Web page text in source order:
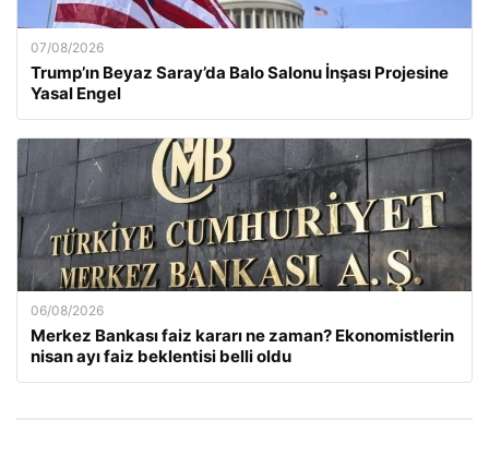
07/08/2026
Trump’ın Beyaz Saray’da Balo Salonu İnşası Projesine
Yasal Engel
06/08/2026
Merkez Bankası faiz kararı ne zaman? Ekonomistlerin
nisan ayı faiz beklentisi belli oldu